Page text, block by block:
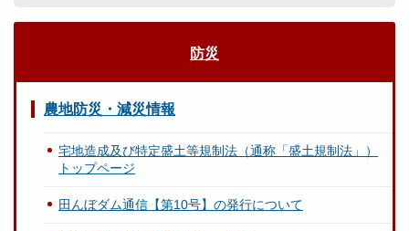
防災
農地防災・減災情報
宅地造成及び特定盛土等規制法（通称「盛土規制法」）
トップページ
田んぼダム通信【第10号】の発行について